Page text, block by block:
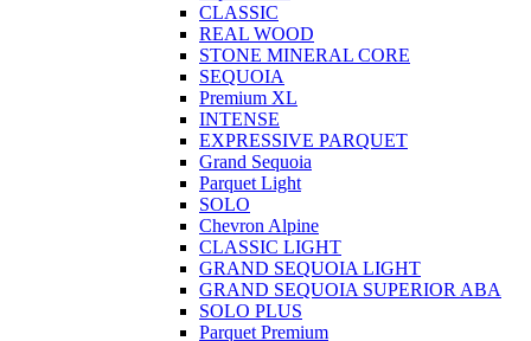
CLASSIC
REAL WOOD
STONE MINERAL CORE
SEQUOIA
Premium XL
INTENSE
EXPRESSIVE PARQUET
Grand Sequoia
Parquet Light
SOLO
Chevron Alpine
CLASSIC LIGHT
GRAND SEQUOIA LIGHT
GRAND SEQUOIA SUPERIOR ABA
SOLO PLUS
Parquet Premium